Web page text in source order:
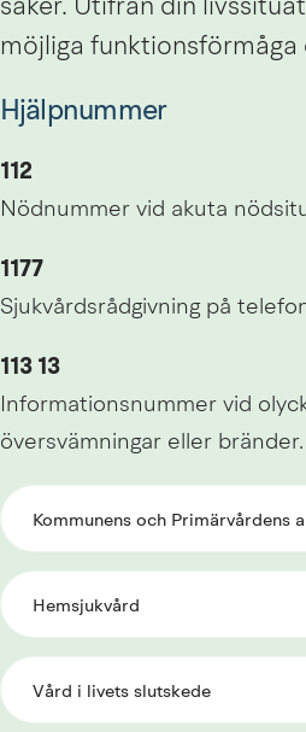
säker. Utifrån din
möjliga funktionsförmåga
Hjälpnummer
112
Nödnummer vid akuta
1177
Sjukvårdsrådgivning på
113 13
Informationsnummer vid
översvämningar eller bränder.
Kommunens och Primärvårdens
Hemsjukvård
Vård i livets slutskede